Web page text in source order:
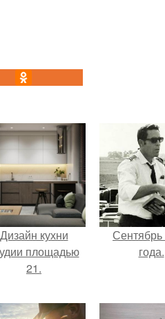
Дизайн кухни
площадью
21.
Сентябрь
года.